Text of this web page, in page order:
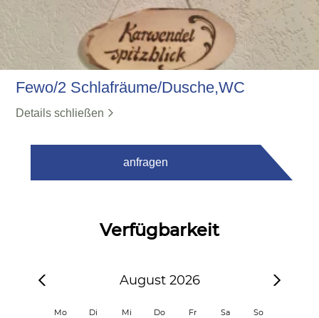
Fewo/2 Schlafräume/Dusche,WC
Details schließen
anfragen
Verfügbarkeit
August 2026
Mo Di Mi Do Fr Sa So